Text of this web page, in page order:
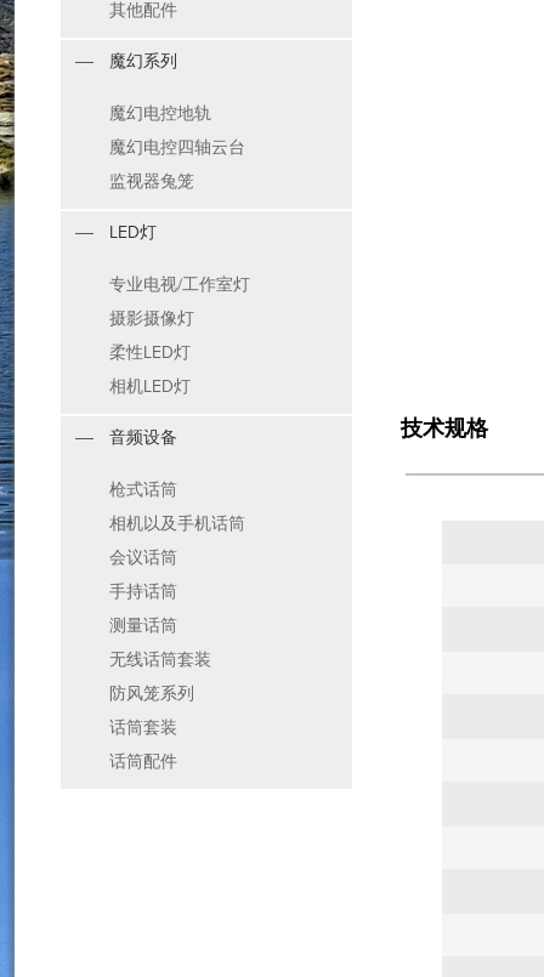
其他配件
魔幻系列
魔幻电控地轨
魔幻电控四轴云台
监视器兔笼
LED灯
专业电视/工作室灯
摄影摄像灯
柔性LED灯
相机LED灯
音频设备
枪式话筒
相机以及手机话筒
会议话筒
手持话筒
测量话筒
无线话筒套装
防风笼系列
话筒套装
话筒配件
技术规格